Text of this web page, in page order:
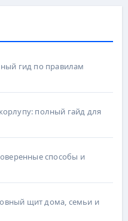
гид по правилам
полный гайд для
способы и
щит дома, семьи и